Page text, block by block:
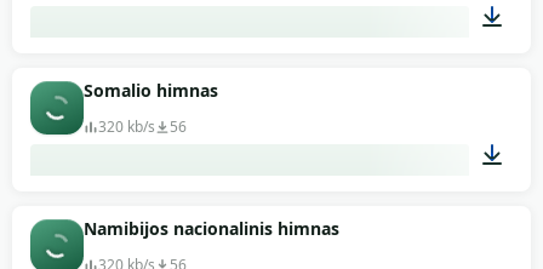
Somalio himnas
320 kb/s 56
Namibijos nacionalinis himnas
320 kb/s 56